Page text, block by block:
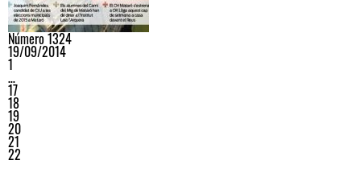
Número 1324
19/09/2014
1
…
17
18
19
20
21
22